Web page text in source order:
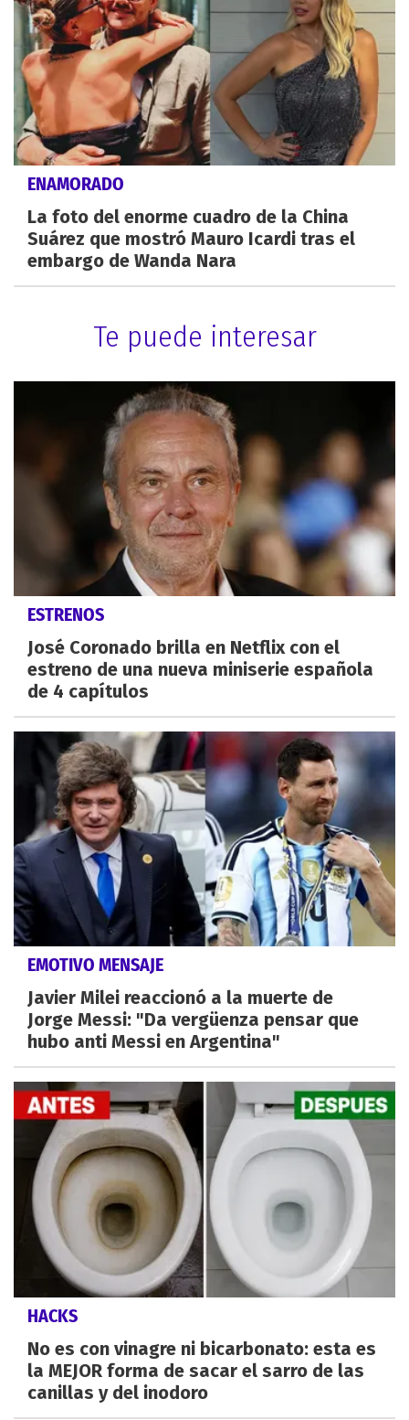
ENAMORADO
La foto del enorme cuadro de la China
Suárez que mostró Mauro Icardi tras el
embargo de Wanda Nara
Te puede interesar
ESTRENOS
José Coronado brilla en Netflix con el
estreno de una nueva miniserie española
de 4 capítulos
EMOTIVO MENSAJE
Javier Milei reaccionó a la muerte de
Jorge Messi: "Da vergüenza pensar que
hubo anti Messi en Argentina"
HACKS
No es con vinagre ni bicarbonato: esta es
la MEJOR forma de sacar el sarro de las
canillas y del inodoro